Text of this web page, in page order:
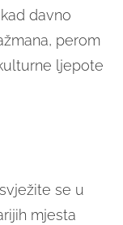
davno
perom
ljepote
se u
mjesta